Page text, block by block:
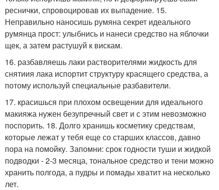
реснички, спровоцировав их выпадение. 15.
Неправильно наносишь румяна секрет идеального
румянца прост: улыбнись и нанеси средство на яблочки
щек, а затем растушуй к вискам.
16. разбавляешь лаки растворителями жидкость для
снятиия лака испортит структуру красящего средства, а
потому используй специальные разбавители.
17. красишься при плохом освещении для идеального
макияжа нужен безупречный свет и с этим невозможно
поспорить. 18. Долго хранишь косметику средствам,
которые лежат у тебя еще со старших классов, давно
пора на помойку. Запомни: срок годности туши и жидкой
подводки - 2-3 месяца, тональное средство и тени можно
хранить полгода, а пудры и помады хватит на несколько
лет.